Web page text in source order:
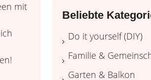
mit
Beliebte
Do it yourself (DIY)
Familie &
Garten & Balkon